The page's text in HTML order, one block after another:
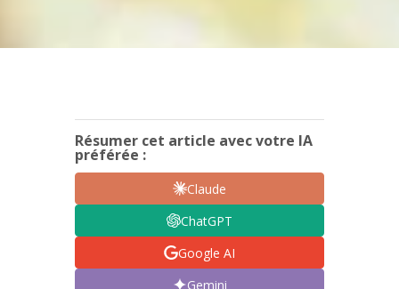
Résumer cet article avec votre IA
préférée :
Claude
ChatGPT
Google AI
Gemini